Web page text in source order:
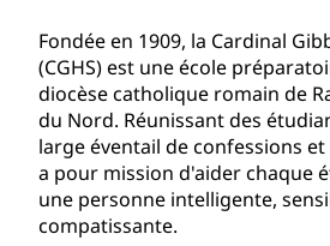
Fondée en 1909, la Cardinal
(CGHS) est une école
diocèse catholique romain de
du Nord. Réunissant des
large éventail de confessions et
a pour mission d'aider chaque
une personne intelligente,
compatissante.